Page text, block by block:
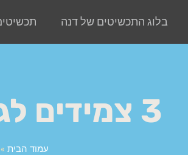
בלוג התכשיטים של דנה
3 צמידים לגבר שהם מושלמים לקיץ!
עמוד הבית »